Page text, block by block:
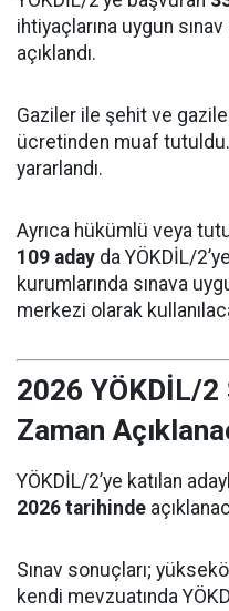
ihtiyaçlarına uygun
açıklandı.
Gaziler ile şehit ve
ücretinden muaf tutuldu.
yararlandı.
Ayrıca hükümlü veya
109 aday da YÖKDİL/
kurumlarında sınava
merkezi olarak
2026 YÖKDİL/2
Zaman
YÖKDİL/2’ye katılan
2026 tarihinde
Sınav sonuçları;
kendi mevzuatında